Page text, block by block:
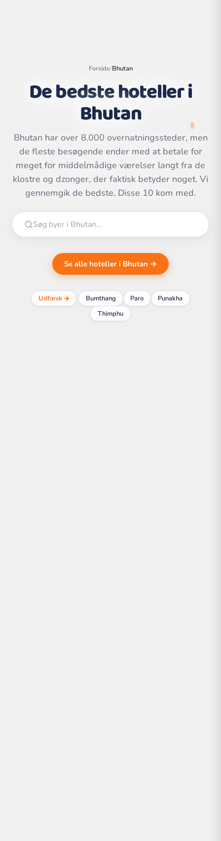
OpenStreetMap
contributors | ©
Forside/Bhutan
De bedste hoteller i
Bhutan
Bhutan har over 8.000 overnatningssteder, men
de fleste besøgende ender med at betale for
meget for middelmådige værelser langt fra de
klostre og dzonger, der faktisk betyder noget. Vi
gennemgik de bedste. Disse 10 kom med.
Se alle hoteller i Bhutan →
Udforsk ✈️ Bumthang Paro
Punakha
Thimphu